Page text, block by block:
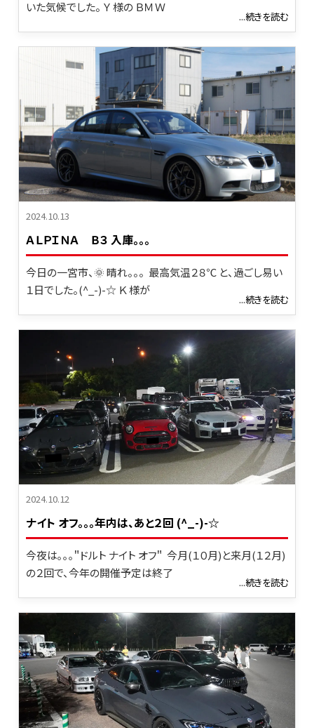
いた気候でした。 Ｙ 様の ＢＭＷ
...続きを読む
2024.10.13
ＡＬＰＩＮＡ Ｂ３ 入庫。。。
今日の一宮市、🌞 晴れ。。。 最高気温２８℃ と、過ごし易い
１日でした。(^_-)-☆ Ｋ 様が
...続きを読む
2024.10.12
ナイト オフ。。。年内は、あと２回 (^_-)-☆
今夜は｡｡｡＂ドルト ナイト オフ＂ 今月(１０月)と来月(１２月)
の２回で、今年の開催予定は終了
...続きを読む